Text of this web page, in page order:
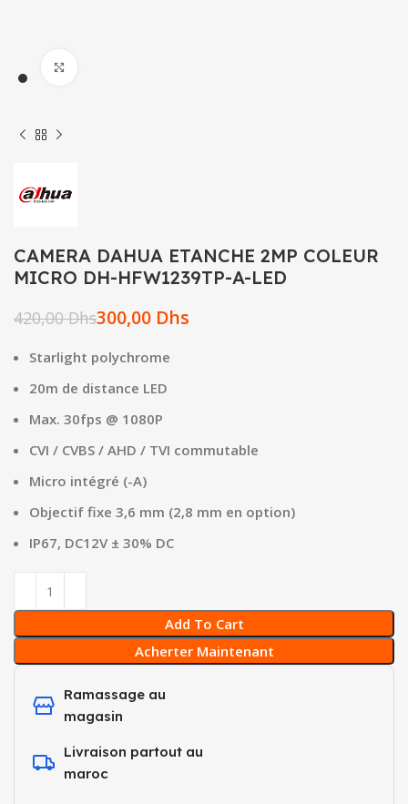
CAMERA DAHUA ETANCHE 2MP COLEUR
MICRO DH-HFW1239TP-A-LED
420,00Dhs300,00 Dhs
Starlight polychrome
20m de distance LED
Max. 30fps @ 1080P
CVI / CVBS / AHD / TVI commutable
Micro intégré (-A)
Objectif fixe 3,6 mm (2,8 mm en option)
IP67, DC12V ± 30% DC
Add To Cart
Acherter Maintenant
Ramassage au
magasin
Livraison partout au
maroc